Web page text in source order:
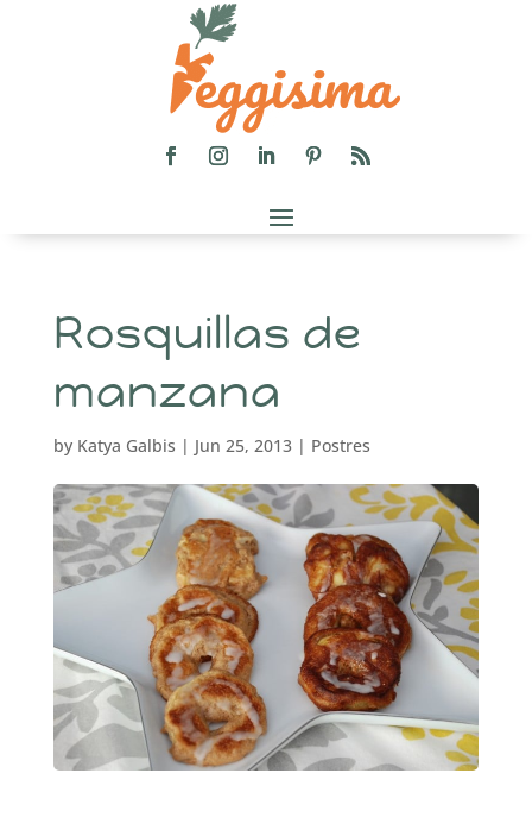
Rosquillas de
manzana
by Katya Galbis | Jun 25, 2013| Postres